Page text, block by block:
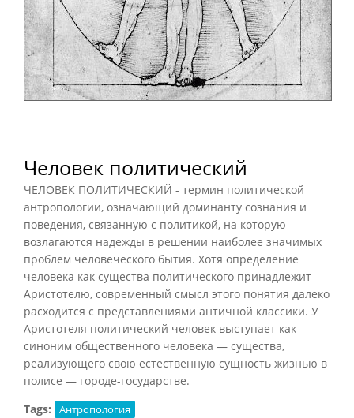
Человек политический
ЧЕЛОВЕК ПОЛИТИЧЕСКИЙ - термин политической
антропологии, означающий доминанту сознания и
поведения, связанную с политикой, на которую
возлагаются надежды в решении наиболее значимых
проблем человеческого бытия. Хотя определение
человека как существа политического принадлежит
Аристотелю, современный смысл этого понятия далеко
расходится с представлениями античной классики. У
Аристотеля политический человек выступает как
синоним общественного человека — существа,
реализующего свою естественную сущность жизнью в
полисе — городе-государстве.
Tags:
Антропология